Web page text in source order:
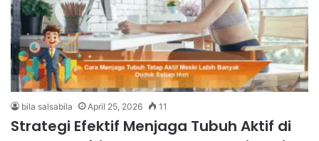
bila salsabila April 25, 2026 11
Strategi Efektif Menjaga Tubuh Aktif di